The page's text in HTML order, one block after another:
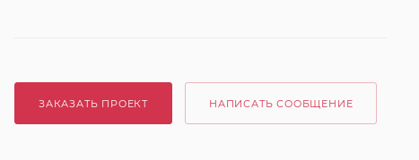
ЗАКАЗАТЬ ПРОЕКТ НАПИСАТЬ СООБЩЕНИЕ